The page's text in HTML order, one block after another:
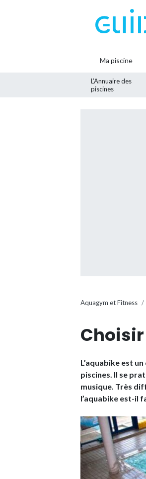
Ma piscine
L’Annuaire des
piscines
Aquagym et Fitness
L’aquabike est
piscines. Il se
musique. Très
l’aquabike est-il